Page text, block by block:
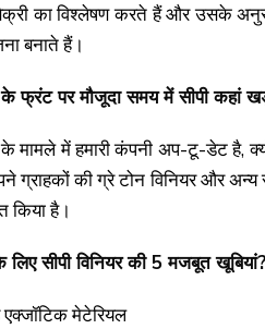
का विश्लेषण करते हैं और उसके
बनाते हैं।
फ्रंट पर मौजूदा समय में सीपी कहां
मामले में हमारी कंपनी अप-टू-डेट है,
ग्राहकों की ग्रे टोन विनियर और
किया है।
लिए सीपी विनियर की 5 मजबूत खूबियां?
मेटेरियल